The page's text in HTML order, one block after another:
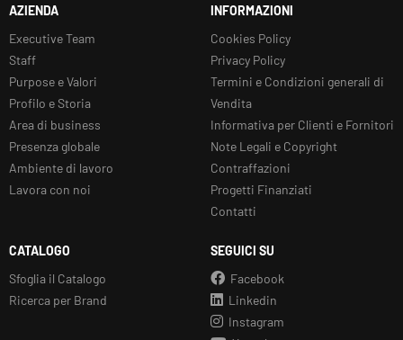
AZIENDA
Executive Team
Staff
Purpose e Valori
Profilo e Storia
Area di business
Presenza globale
Ambiente di lavoro
Lavora con noi
INFORMAZIONI
Cookies Policy
Privacy Policy
Termini e Condizioni generali di
Vendita
Informativa per Clienti e Fornitori
Note Legali e Copyright
Contraffazioni
Progetti Finanziati
Contatti
CATALOGO
Sfoglia il Catalogo
Ricerca per Brand
SEGUICI SU
Facebook
Linkedin
Instagram